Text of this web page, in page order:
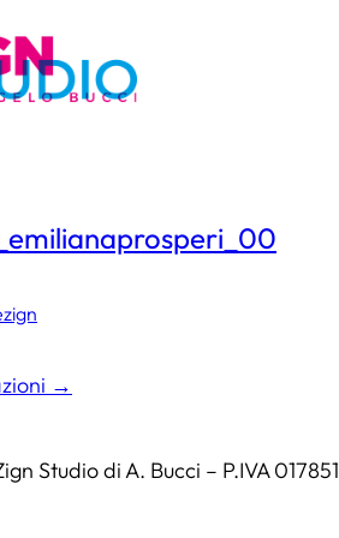
→
Studio di A. Bucci – P.IVA